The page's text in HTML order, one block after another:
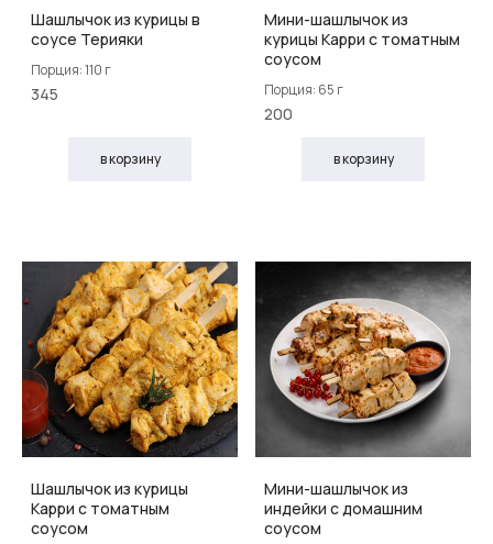
Шашлычок из курицы в
соусе Терияки
Порция: 110 г
345
в корзину
Мини-шашлычок из
курицы Карри с томатным
соусом
Порция: 65 г
200
в корзину
Шашлычок из курицы
Карри с томатным
соусом
Мини-шашлычок из
индейки с домашним
соусом